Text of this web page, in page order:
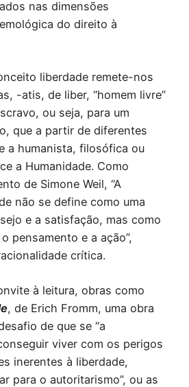
nas dimensões
do direito à
liberdade remete-nos
-atis, de liber, “homem livre”
ou seja, para um
que a partir de diferentes
a humanista, filosófica ou
a Humanidade. Como
de Simone Weil, “A
não se define como uma
e a satisfação, mas como
pensamento e a ação”,
crítica.
à leitura, obras como
, de Erich Fromm, uma obra
de que se “a
viver com os perigos
inerentes à liberdade,
para o autoritarismo”, ou as